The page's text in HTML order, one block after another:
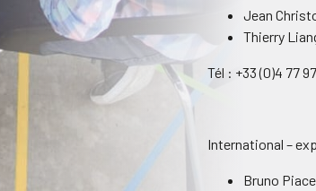
Jean
Thierry
Tél : +33 (0)4 77
International –
Bruno